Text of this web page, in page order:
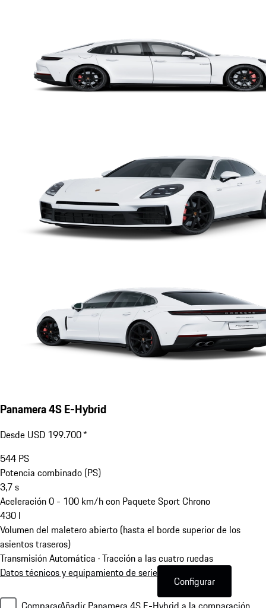
Panamera 4S E-Hybrid
Desde USD 199.700 *
544 PS
Potencia combinado (PS)
3,7s
Aceleración 0 - 100 km/h con Paquete Sport Chrono
430 l
Volumen del maletero abierto (hasta el borde superior de los
asientos traseros)
Transmisión Automática · Tracción a las cuatro ruedas
Datos técnicos y equipamiento de serie
Configurar